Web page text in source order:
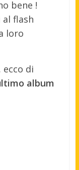
bene !
flash
loro
di
album